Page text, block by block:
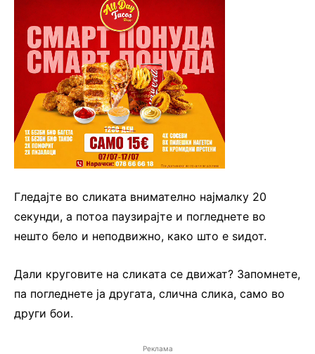
Гледајте во сликата внимателно најмалку 20
секунди, а потоа паузирајте и погледнете во
нешто бело и неподвижно, како што е ѕидот.
Дали круговите на сликата се движат? Запомнете,
па погледнете ја другата, слична слика, само во
други бои.
Реклама